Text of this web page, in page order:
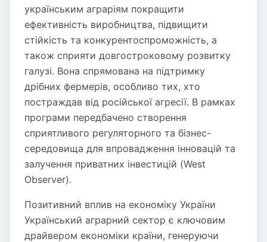
українським аграріям покращити
ефективність виробництва, підвищити
стійкість та конкурентоспроможність, а
також сприяти довгостроковому розвитку
галузі. Вона спрямована на підтримку
дрібних фермерів, особливо тих, хто
постраждав від російської агресії. В рамках
програми передбачено створення
сприятливого регуляторного та бізнес-
середовища для впровадження інновацій та
залучення приватних інвестицій​ (West
Observer)​.
Позитивний вплив на економіку України
Український аграрний сектор є ключовим
драйвером економіки країни, генеруючи